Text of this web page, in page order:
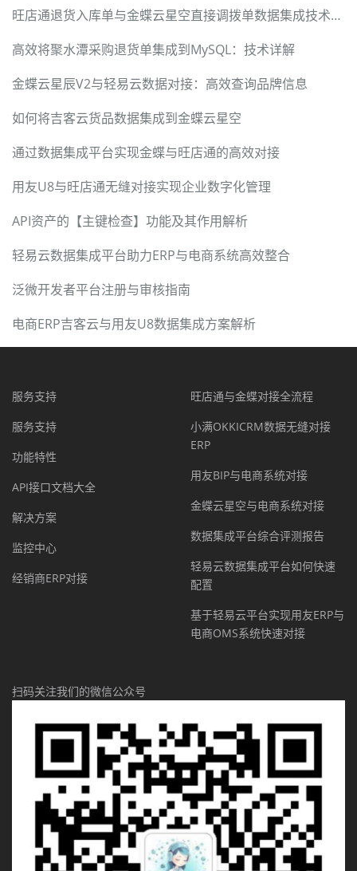
旺店通退货入库单与金蝶云星空直接调拨单数据集成技术解决方案
高效将聚水潭采购退货单集成到MySQL：技术详解
金蝶云星辰V2与轻易云数据对接：高效查询品牌信息
如何将吉客云货品数据集成到金蝶云星空
通过数据集成平台实现金蝶与旺店通的高效对接
用友U8与旺店通无缝对接实现企业数字化管理
API资产的【主键检查】功能及其作用解析
轻易云数据集成平台助力ERP与电商系统高效整合
泛微开发者平台注册与审核指南
电商ERP吉客云与用友U8数据集成方案解析
服务支持
服务支持
功能特性
API接口文档大全
解决方案
监控中心
经销商ERP对接
旺店通与金蝶对接全流程
小满OKKICRM数据无缝对接
ERP
用友BIP与电商系统对接
金蝶云星空与电商系统对接
数据集成平台综合评测报告
轻易云数据集成平台如何快速
配置
基于轻易云平台实现用友ERP与
电商OMS系统快速对接
扫码关注我们的微信公众号